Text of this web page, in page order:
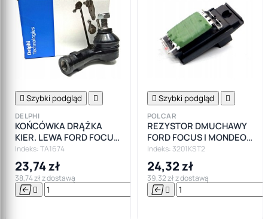
 Szybki podgląd 
DELPHI
KOŃCÓWKA DRĄŻKA
KIER. LEWA FORD FOCUS
I MK1
Indeks: TA1674
23,74 zł
38,74 zł z dostawą
  

 Szybki podgląd 
POLCAR
REZYSTOR DMUCHAWY
FORD FOCUS I MONDEO
MK2 MK3 Łódź
Indeks: 3201KST2
24,32 zł
39,32 zł z dostawą
 